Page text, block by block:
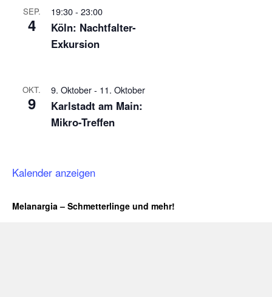
SEP.
4
19:30- 23:00
Köln: Nachtfalter-
Exkursion
OKT.
9
9. Oktober- 11. Oktober
Karlstadt am Main:
Mikro-Treffen
Kalender anzeigen
Melanargia – Schmetterlinge und mehr!